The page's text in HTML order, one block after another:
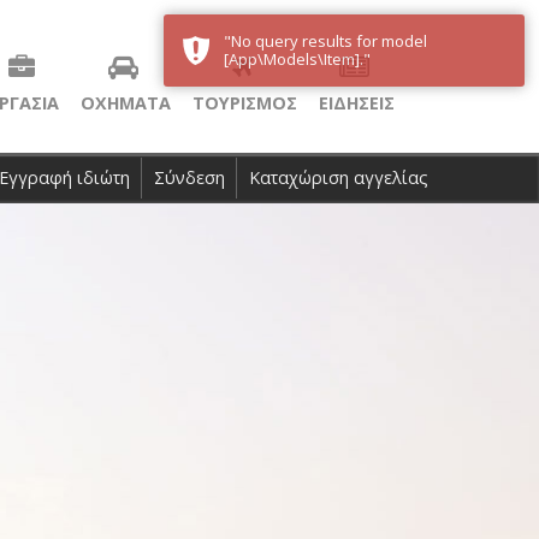
ΟΧΗΜΑΤΑ ΤΟΥΡΙΣΜΟΣ ΕΙΔΗΣΕΙΣ
Εγγραφή ιδιώτη Σύνδεση Καταχώριση αγγελίας
"No query results for model
[App\Models\Item]."